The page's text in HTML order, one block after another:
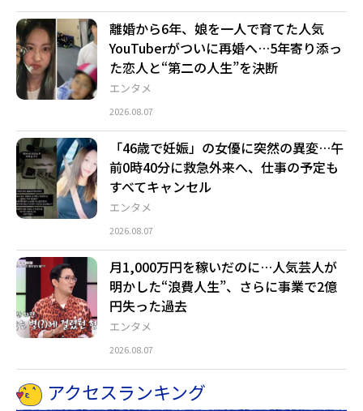
エンタメ
離婚から6年、娘を一人で育てた人気
YouTuberがついに再婚へ…5年寄り添っ
た恋人と“第二の人生”を決断
2026.08.07
エンタメ
「46歳で妊娠」の女優に突然の異変…午
前0時40分に救急外来へ、仕事の予定も
すべてキャンセル
2026.08.07
エンタメ
月1,000万円を稼いだのに…人気芸人が
明かした“浪費人生”、さらに事業で2億
円失った過去
2026.08.07
アクセスランキング